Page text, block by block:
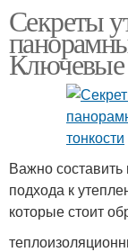
Секреты
Ключевые
Важно
подхода к
которые стоит